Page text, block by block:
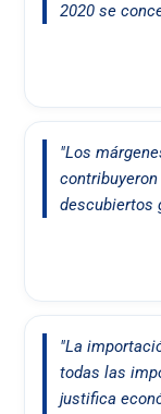
2020 se
"Los
descubiertos
"La
todas las
justifica